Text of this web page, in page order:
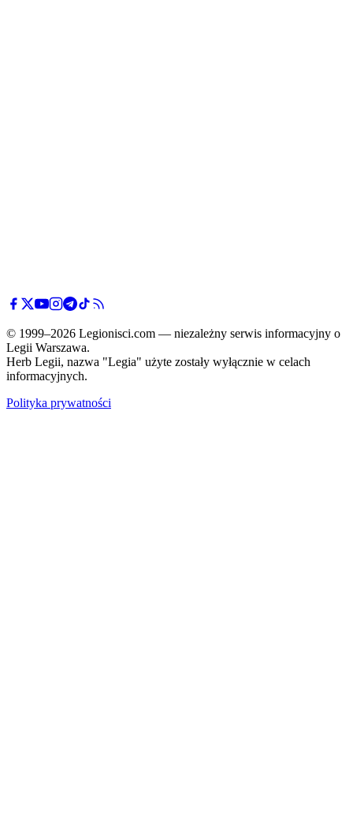
© 1999–2026 Legionisci.com — niezależny serwis informacyjny o
Legii Warszawa.
Herb Legii, nazwa "Legia" użyte zostały wyłącznie w celach
informacyjnych.
Polityka prywatności